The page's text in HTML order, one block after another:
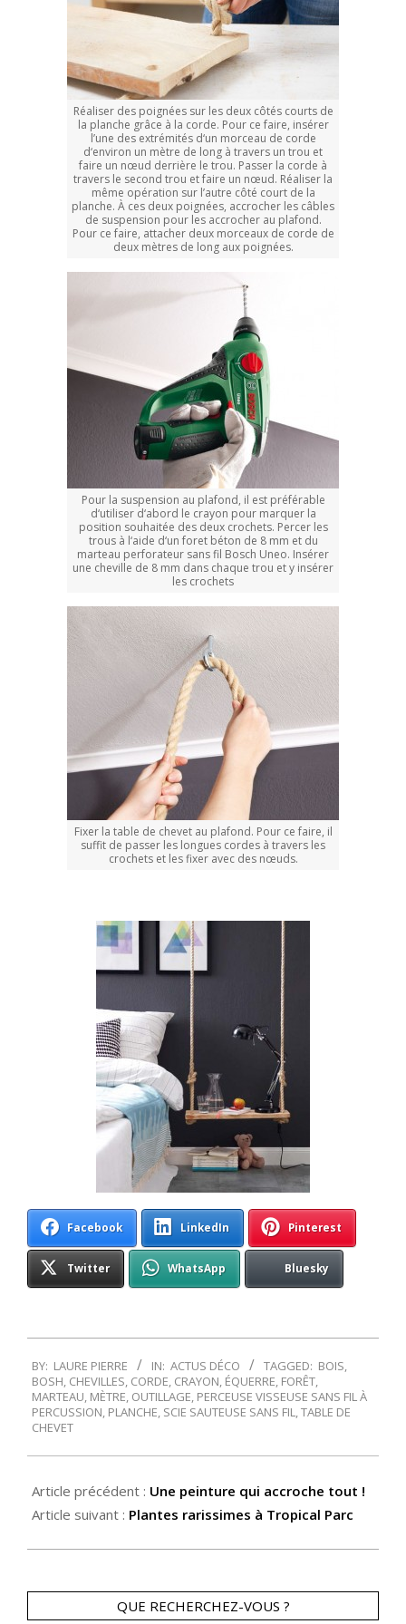
Réaliser des poignées sur les deux côtés courts de
la planche grâce à la corde. Pour ce faire, insérer
l’une des extrémités d‘un morceau de corde
d‘environ un mètre de long à travers un trou et
faire un nœud derrière le trou. Passer la corde à
travers le second trou et faire un nœud. Réaliser la
même opération sur l’autre côté court de la
planche. À ces deux poignées, accrocher les câbles
de suspension pour les accrocher au plafond.
Pour ce faire, attacher deux morceaux de corde de
deux mètres de long aux poignées.
Pour la suspension au plafond, il est préférable
d‘utiliser d‘abord le crayon pour marquer la
position souhaitée des deux crochets. Percer les
trous à l‘aide d‘un foret béton de 8 mm et du
marteau perforateur sans fil Bosch Uneo. Insérer
une cheville de 8 mm dans chaque trou et y insérer
les crochets
Fixer la table de chevet au plafond. Pour ce faire, il
suffit de passer les longues cordes à travers les
crochets et les fixer avec des nœuds.
Facebook LinkedIn Pinterest
Twitter WhatsApp Bluesky
05-
30
BY: LAURE PIERRE IN: ACTUS DÉCO TAGGED: BOIS,
BOSH, CHEVILLES, CORDE, CRAYON, ÉQUERRE, FORÊT,
MARTEAU, MÈTRE, OUTILLAGE, PERCEUSE VISSEUSE SANS FIL À
PERCUSSION, PLANCHE, SCIE SAUTEUSE SANS FIL,TABLE DE
CHEVET
Article précédent : Une peinture qui accroche tout !
Article suivant : Plantes rarissimes à Tropical Parc
QUE RECHERCHEZ-VOUS ?